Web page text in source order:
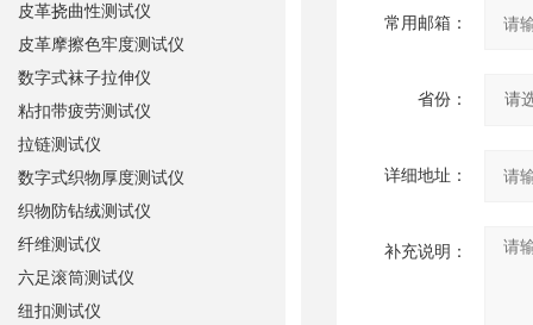
常用邮箱：
省份：
详细地址：
补充说明：
皮革挠曲性测试仪
皮革摩擦色牢度测试仪
数字式袜子拉伸仪
粘扣带疲劳测试仪
拉链测试仪
数字式织物厚度测试仪
织物防钻绒测试仪
纤维测试仪
六足滚筒测试仪
纽扣测试仪